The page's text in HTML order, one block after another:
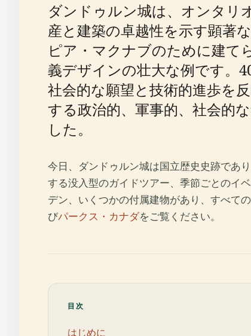
ダンドゥルン城は、オンタリ
産と建築の卓越性を示す顕著
ピア・マクナブのために建て
義デザインの壮大な例です。
社会的な願望と技術的進歩を
する政治的、軍事的、社会的
した。
今日、ダンドゥルン城は国立歴史史跡であ
する没入型のガイドツアー、季節ごとのイ
デン、いくつかの付属建物があり、すべて
びパークス・カナダをご覧ください。
目次
はじめに